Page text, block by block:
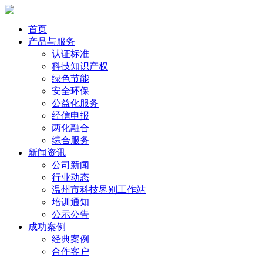
首页
产品与服务
认证标准
科技知识产权
绿色节能
安全环保
公益化服务
经信申报
两化融合
综合服务
新闻资讯
公司新闻
行业动态
温州市科技界别工作站
培训通知
公示公告
成功案例
经典案例
合作客户